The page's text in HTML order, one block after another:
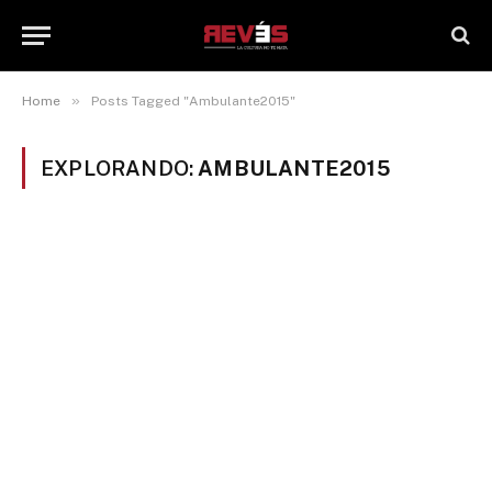
Home » Posts Tagged "Ambulante2015"
EXPLORANDO: AMBULANTE2015